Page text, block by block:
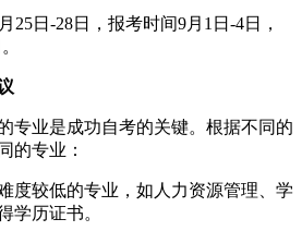
25日-28日，报考时间9月1日-4日，
专业是成功自考的关键。根据不同的
的专业：
度较低的专业，如人力资源管理、学
学历证书。